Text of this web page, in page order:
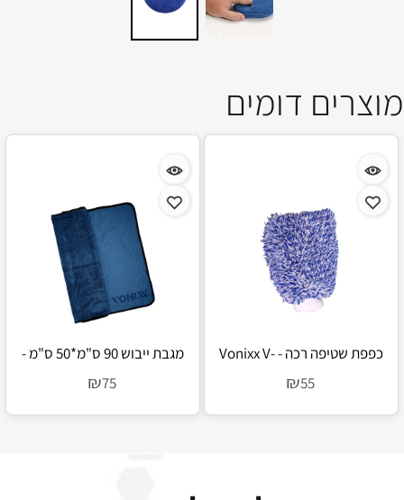
מוצרים דומים
כפפת שטיפה רכה - Vonixx V-
₪55
מגבת ייבוש 90 ס"מ*50 ס"מ -
₪75